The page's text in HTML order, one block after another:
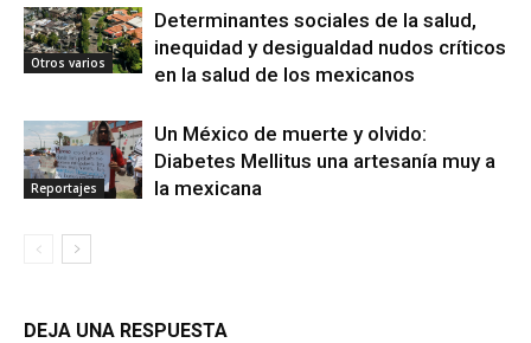
Otros varios
Determinantes sociales de la salud,
inequidad y desigualdad nudos críticos
en la salud de los mexicanos
Reportajes
Un México de muerte y olvido:
Diabetes Mellitus una artesanía muy a
la mexicana
DEJA UNA RESPUESTA